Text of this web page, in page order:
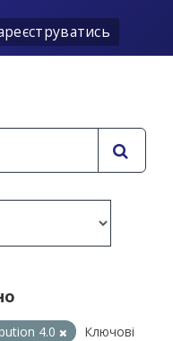
4.0
Ключові